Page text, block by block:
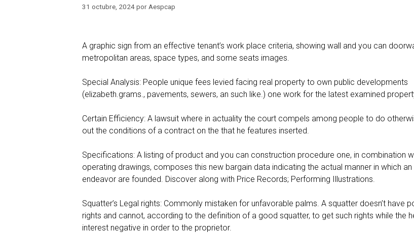
31 octubre, 2024por Aespcap
A graphic sign from an effective tenant’s work place criteria, showing wall and you can
metropolitan areas, space types, and some seats images.
Special Analysis: People unique fees levied facing real property to own public developments
(elizabeth.grams., pavements, sewers, an such like.) one work for the latest examined
Certain Efficiency: A lawsuit where in actuality the court compels among people to do
out the conditions of a contract on the that he features inserted.
Specifications: A listing of product and you can construction procedure one, in combination
operating drawings, composes this new bargain data indicating the actual manner in which
endeavor are founded. Discover along with Price Records; Performing Illustrations.
Squatter’s Legal rights: Commonly mistaken for unfavorable palms. A squatter doesn’t have
rights and cannot, according to the definition of a good squatter, to get such rights while the
interest negative in order to the proprietor.